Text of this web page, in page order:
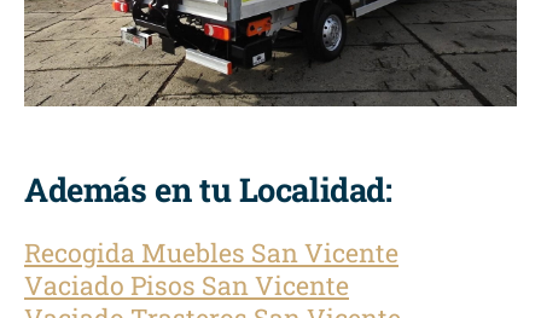
Además en tu Localidad:
Recogida Muebles San Vicente
Vaciado Pisos San Vicente